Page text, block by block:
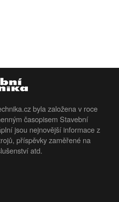
byla založena v roce
časopisem Stavební
jsou nejnovější informace z
příspěvky zaměřené na
atd.